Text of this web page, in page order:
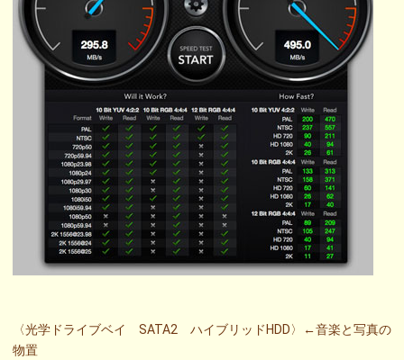
〈光学ドライブベイ SATA2 ハイブリッドHDD〉←音楽と写真の
物置